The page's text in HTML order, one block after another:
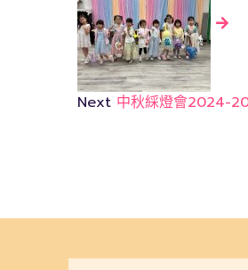
Next 中秋綵燈會2024-